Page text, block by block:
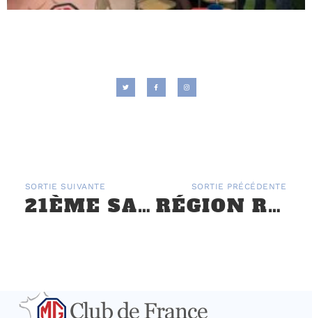
SORTIE SUIVANTE
21ÈME SALON DE ROUEN 17 ET 18 SEPTEMBRE
SORTIE PRÉCÉDENTE
RÉGION RHÔNE ALPES : SALON DE CHAMBERY